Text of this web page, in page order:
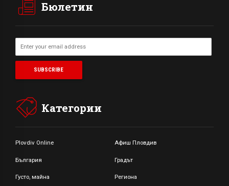
Бюлетин
Категории
Plovdiv Online Афиш Пловдив
България Градът
Густо, майна Региона